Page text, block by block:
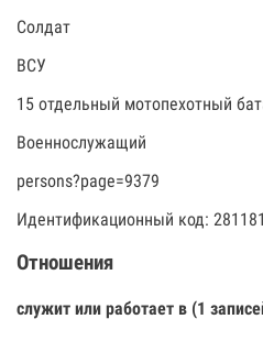
Солдат
ВСУ
15 отдельный мотопехотный
Военнослужащий
persons?page=9379
Идентификационный код:
Отношения
служит или работает в (1